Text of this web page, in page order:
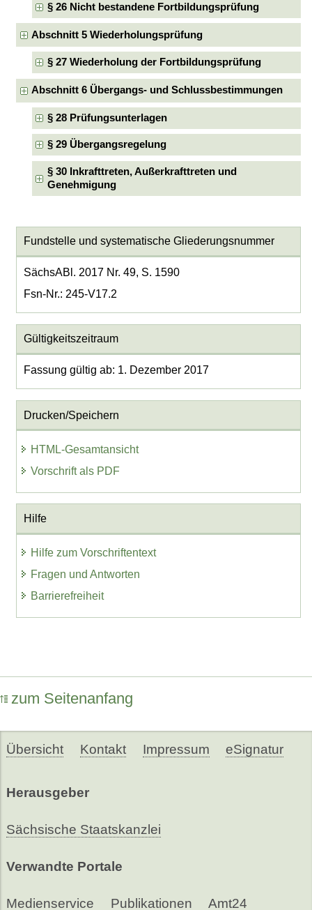
§ 26 Nicht bestandene Fortbildungsprüfung
Abschnitt 5 Wiederholungsprüfung
§ 27 Wiederholung der Fortbildungsprüfung
Abschnitt 6 Übergangs- und Schlussbestimmungen
§ 28 Prüfungsunterlagen
§ 29 Übergangsregelung
§ 30 Inkrafttreten, Außerkrafttreten und
Genehmigung
Fundstelle und systematische Gliederungsnummer
SächsABl. 2017 Nr. 49, S. 1590
Fsn-Nr.: 245-V17.2
Gültigkeitszeitraum
Fassung gültig ab: 1. Dezember 2017
Drucken/Speichern
HTML-Gesamtansicht
Vorschrift als PDF
Hilfe
Hilfe zum Vorschriftentext
Fragen und Antworten
Barrierefreiheit
zum Seitenanfang
Übersicht Kontakt Impressum eSignatur
Herausgeber
Sächsische Staatskanzlei
Verwandte Portale
Medienservice Publikationen Amt24